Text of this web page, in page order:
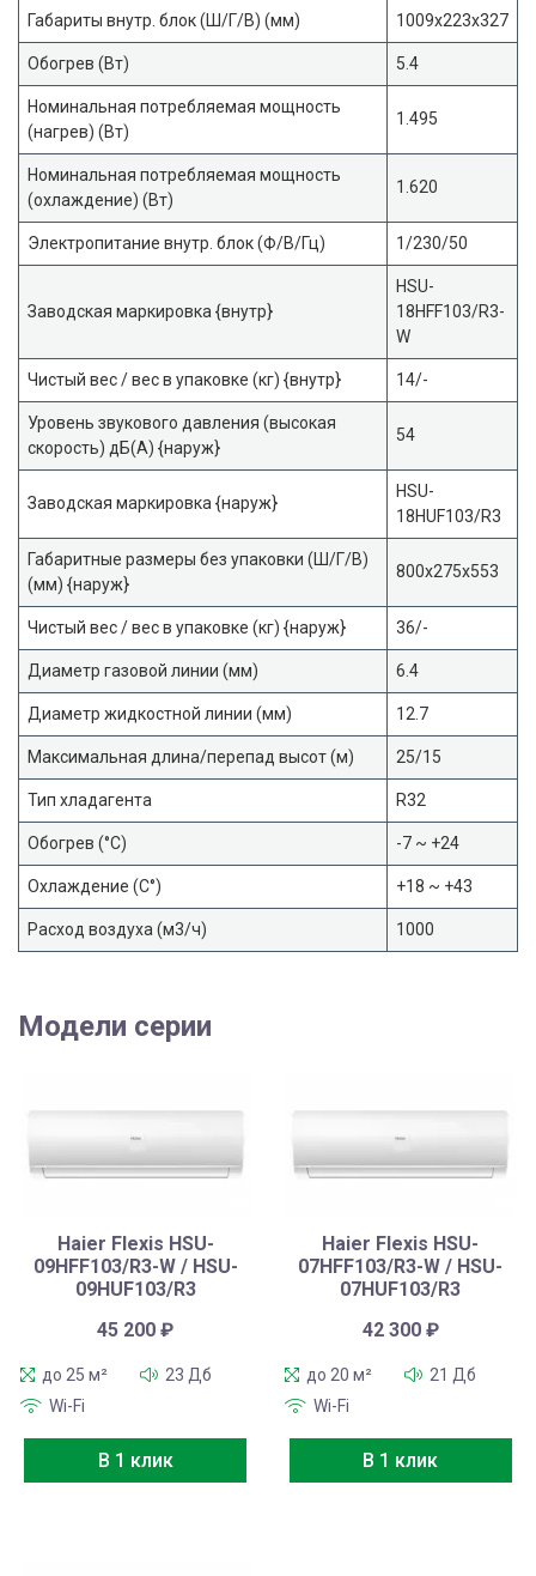
Габариты внутр. блок (Ш/Г/В) (мм) 1009x223x327
Обогрев (Вт) 5.4
Номинальная потребляемая мощность
(нагрев) (Вт)
1.495
Номинальная потребляемая мощность
(охлаждение) (Вт)
1.620
Электропитание внутр. блок (Ф/В/Гц) 1/230/50
Заводская маркировка {внутр}
HSU-
18HFF103/R3-
W
Чистый вес / вес в упаковке (кг) {внутр} 14/-
Уровень звукового давления (высокая
скорость) дБ(А) {наруж}
54
Заводская маркировка {наруж}
HSU-
18HUF103/R3
Габаритные размеры без упаковки (Ш/Г/В)
(мм) {наруж}
800x275x553
Чистый вес / вес в упаковке (кг) {наруж} 36/-
Диаметр газовой линии (мм) 6.4
Диаметр жидкостной линии (мм) 12.7
Максимальная длина/перепад высот (м) 25/15
Тип хладагента R32
Обогрев (°С) -7 ~ +24
Охлаждение (С°) +18 ~ +43
Расход воздуха (м3/ч) 1000
Модели серии
Haier Flexis HSU-
09HFF103/R3-W / HSU-
09HUF103/R3
45 200₽
до 25 м²
23 Дб
Wi-Fi
В 1 клик
Haier Flexis HSU-
07HFF103/R3-W / HSU-
07HUF103/R3
42 300 ₽
до 20 м²
21 Дб
Wi-Fi
В 1 клик